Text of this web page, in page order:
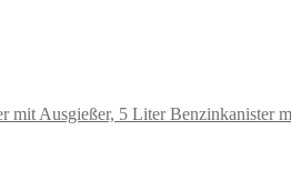
Benzinkanister